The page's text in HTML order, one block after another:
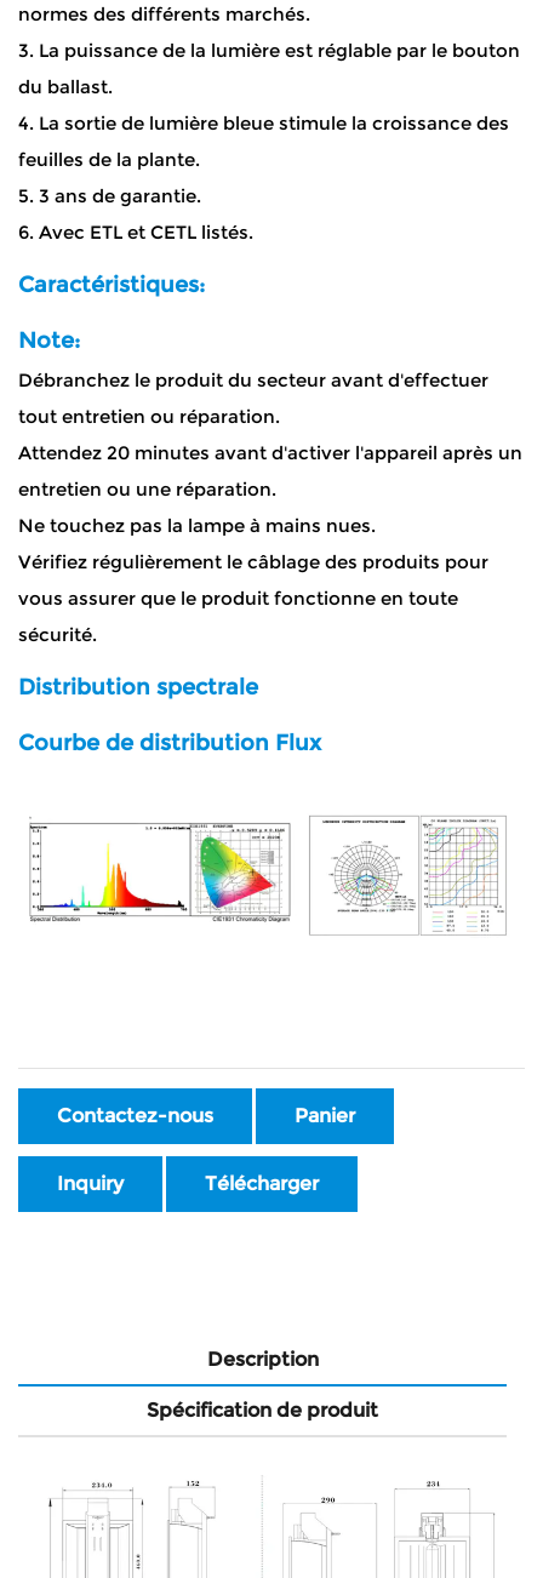
normes des différents marchés.
3. La puissance de la lumière est réglable par le bouton
du ballast.
4. La sortie de lumière bleue stimule la croissance des
feuilles de la plante.
5. 3 ans de garantie.
6. Avec ETL et CETL listés.
Caractéristiques:
Note:
Débranchez le produit du secteur avant d'effectuer
tout entretien ou réparation.
Attendez 20 minutes avant d'activer l'appareil après un
entretien ou une réparation.
Ne touchez pas la lampe à mains nues.
Vérifiez régulièrement le câblage des produits pour
vous assurer que le produit fonctionne en toute
sécurité.
Distribution spectrale
Courbe de distribution Flux
Contactez-nous Panier
Inquiry Télécharger
Description
Spécification de produit